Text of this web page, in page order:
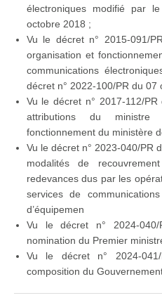
électroniques modifié par
octobre 2018 ;
Vu le décret n° 2015-091/
organisation et
communications
décret n° 2022-100/PR du 07
Vu le décret n° 2017-112/
attributions du
fonctionnement du ministère
Vu le décret n° 2023-040/PR
modalités de
redevances dus par les
services de
d’équipemen
Vu le décret n° 2024-
nomination du Premier
Vu le décret n° 2024-
composition du